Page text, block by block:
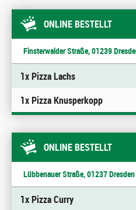
ONLINE BESTELLT
Finsterwalder Straße, 01239
1x Pizza Lachs
1x Pizza Knusperkopp
ONLINE BESTELLT
Lübbenauer Straße, 01237
1x Pizza Curry